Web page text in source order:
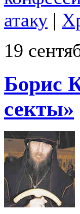
атаку |
19
Борис
секты»